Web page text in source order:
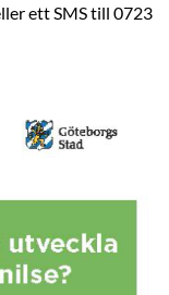
ett SMS till 0723